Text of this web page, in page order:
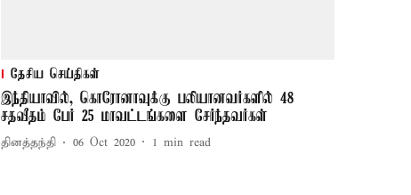
தேசிய செய்திகள்
இந்தியாவில், கொரோனாவுக்கு பலியானவர்களில் 48
சதவீதம் பேர் 25 மாவட்டங்களை சேர்ந்தவர்கள்
தினத்தந்தி 06 Oct 2020 1 min read